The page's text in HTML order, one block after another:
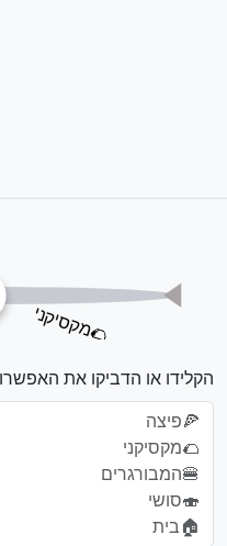
🍕פיצה
🌮מקסיקני
הקלידו או הדביקו את